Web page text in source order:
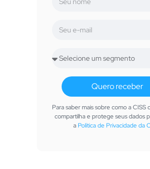
Quero receber
Para saber mais sobre como a CISS
compartilha e protege seus dados
a Política de Privacidade da